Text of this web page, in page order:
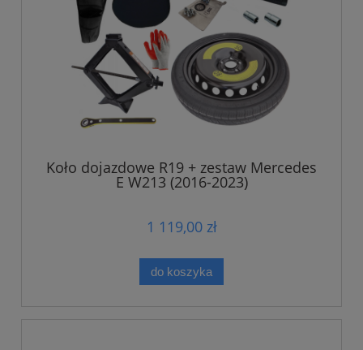
Koło dojazdowe R19 + zestaw Mercedes
E W213 (2016-2023)
1 119,00 zł
do koszyka